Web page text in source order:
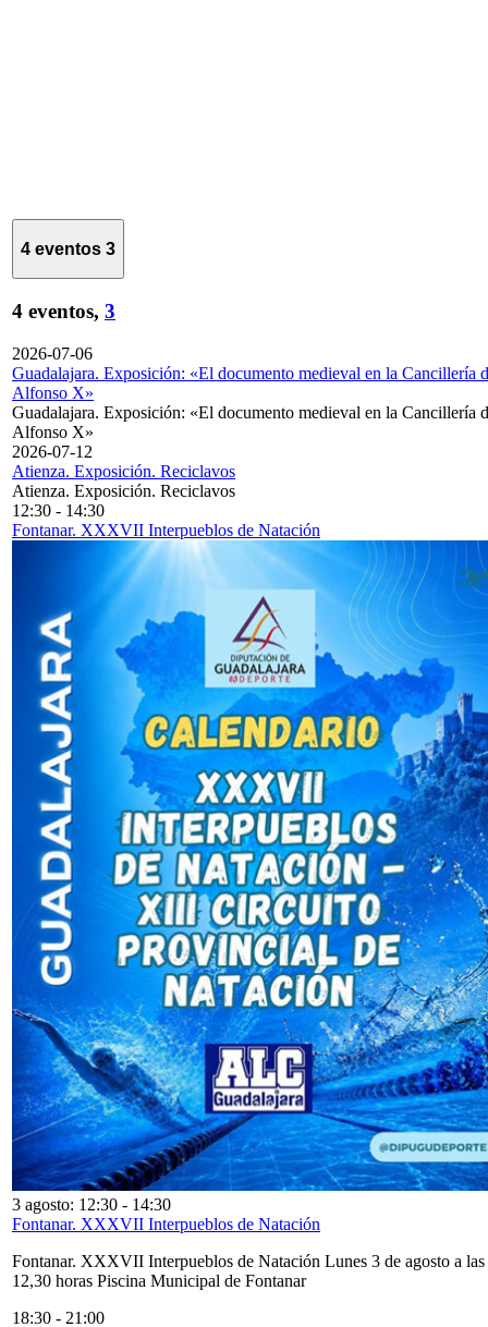
4 eventos 3
4 eventos, 3
2026-07-06
Guadalajara. Exposición: «El documento medieval en la Cancillería
Alfonso X»
Guadalajara. Exposición: «El documento medieval en la Cancillería
Alfonso X»
2026-07-12
Atienza. Exposición. Reciclavos
Atienza. Exposición. Reciclavos
12:30 - 14:30
Fontanar. XXXVII Interpueblos de Natación
3 agosto: 12:30 - 14:30
Fontanar. XXXVII Interpueblos de Natación
Fontanar. XXXVII Interpueblos de Natación Lunes 3 de agosto a las
12,30 horas Piscina Municipal de Fontanar
18:30 - 21:00